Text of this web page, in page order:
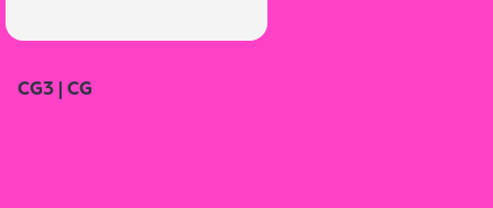
CG3 | CG